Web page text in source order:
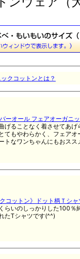
クコットンとは？
ーオール フェアオーガニ
げることなく着させてあ
てもやわらかく、フェア
トなワンちゃんにもおスス
コットン》ドット柄Ｔシャ
らいのしっかりした100％
たTシャツです(^^)